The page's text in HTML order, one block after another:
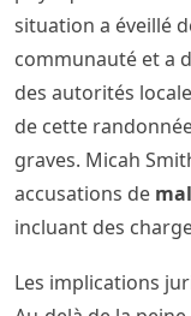
situation a éveillé
communauté et a
des autorités
de cette
graves. Micah
accusations de
incluant des
Les implications